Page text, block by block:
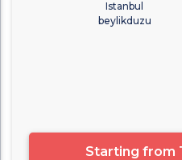
Istanbul
beylikduzu
Starting from